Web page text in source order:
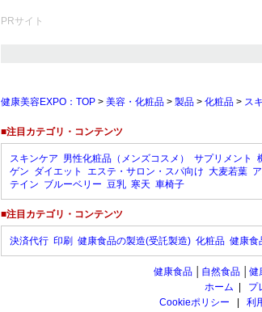
PRサイト
健康美容EXPO：TOP > 美容・化粧品 > 製品 > 化粧品 > ス
■注目カテゴリ・コンテンツ
スキンケア 男性化粧品（メンズコスメ） サプリメント
ゲン ダイエット エステ・サロン・スパ向け 大麦若葉
テイン ブルーベリー 豆乳 寒天 車椅子
■注目カテゴリ・コンテンツ
決済代行 印刷 健康食品の製造(受託製造) 化粧品 健康食
健康食品 自然食品 健
ホーム
プ
Cookieポリシー
利